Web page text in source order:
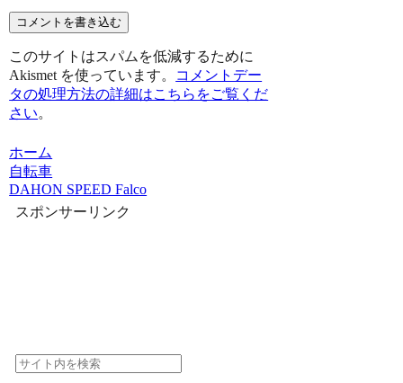
コメントを書き込む
このサイトはスパムを低減するために
Akismet を使っています。
コメントデー
タの処理方法の詳細はこちらをご覧くだ
さい。
ホーム
自転車
DAHON SPEED Falco
スポンサーリンク